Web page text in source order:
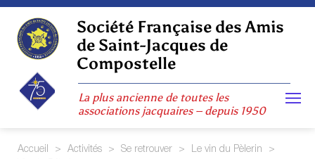
Skip
content
Société Française des Amis
de Saint-Jacques de
Compostelle
La plus ancienne de toutes les
associations jacquaires – depuis 1950
Accueil > Activités > Se retrouver > Le vin du Pèlerin
>